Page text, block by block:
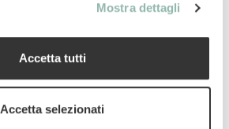
Mostra dettagli
Accetta tutti
Accetta selezionati